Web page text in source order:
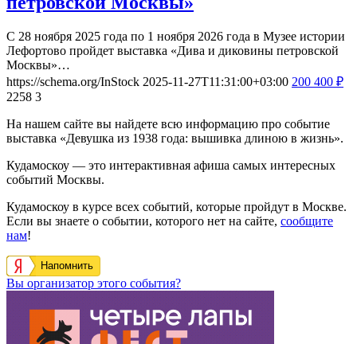
С 28 ноября 2025 года по 1 ноября 2026 года в Музее истории
Лефортово пройдет выставка «Дива и диковины петровской
Москвы»…
https://schema.org/InStock 2025-11-27T11:31:00+03:00 200 400 ₽
2258 3
На нашем сайте вы найдете всю информацию про событие
выставка «Девушка из 1938 года: вышивка длиною в жизнь».
Кудамоскоу — это интерактивная афиша самых интересных
событий Москвы.
Кудамоскоу в курсе всех событий, которые пройдут в Москве.
Если вы знаете о событии, которого нет на сайте, сообщите
нам!
Напомнить
Вы организатор этого события?